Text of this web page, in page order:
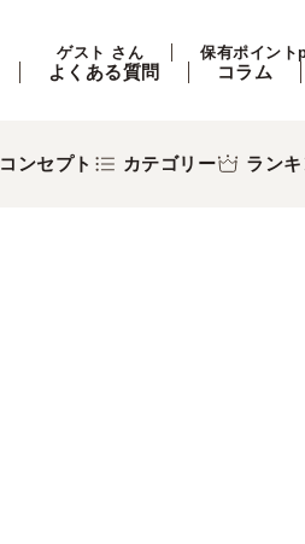
ゲスト さん 保有ポイント
よくある質問 コラム
コンセプト カテゴリー ラン